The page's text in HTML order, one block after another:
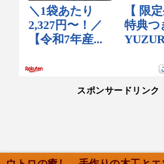
スポンサードリンク